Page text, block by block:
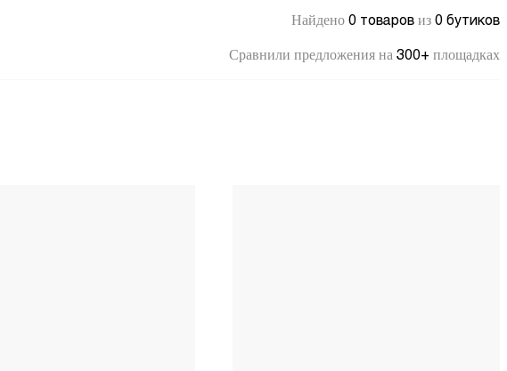
Найдено 0 товаров из 0 бутиков
Сравнили предложения на 300+ площадках